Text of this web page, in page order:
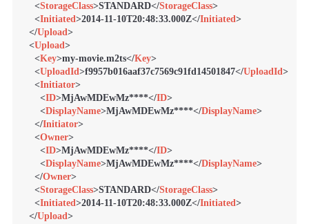
<StorageClass>STANDARD</StorageClass>
<Initiated>2014-11-10T20:48:33.000Z</Initiated>
</Upload>
<Upload>
<Key>my-movie.m2ts</Key>
<UploadId>f9957b016aaf37c7569c91fd14501847</UploadId>
<Initiator>
<ID>MjAwMDEwMz****</ID>
<DisplayName>MjAwMDEwMz****</DisplayName>
</Initiator>
<Owner>
<ID>MjAwMDEwMz****</ID>
<DisplayName>MjAwMDEwMz****</DisplayName>
</Owner>
<StorageClass>STANDARD</StorageClass>
<Initiated>2014-11-10T20:48:33.000Z</Initiated>
</Upload>